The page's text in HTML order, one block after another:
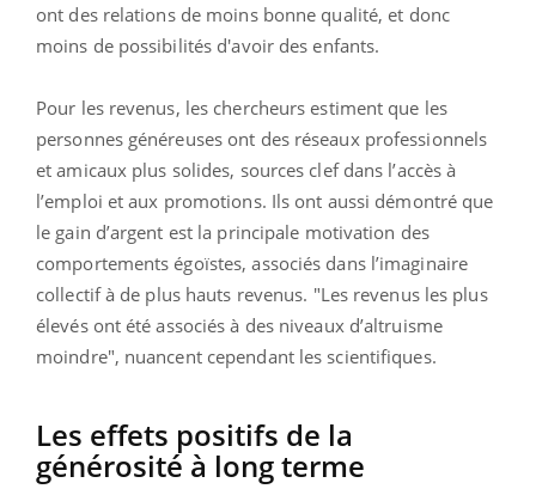
ont des relations de moins bonne qualité, et donc
moins de possibilités d'avoir des enfants.
Pour les revenus, les chercheurs estiment que les
personnes généreuses ont des réseaux professionnels
et amicaux plus solides, sources clef dans l’accès à
l’emploi et aux promotions. Ils ont aussi démontré que
le gain d’argent est la principale motivation des
comportements égoïstes, associés dans l’imaginaire
collectif à de plus hauts revenus. "Les revenus les plus
élevés ont été associés à des niveaux d’altruisme
moindre", nuancent cependant les scientifiques.
Les effets positifs de la
générosité à long terme